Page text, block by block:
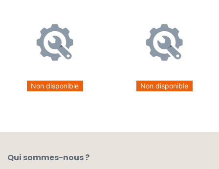
Non disponible Non disponible
Qui sommes-nous ?